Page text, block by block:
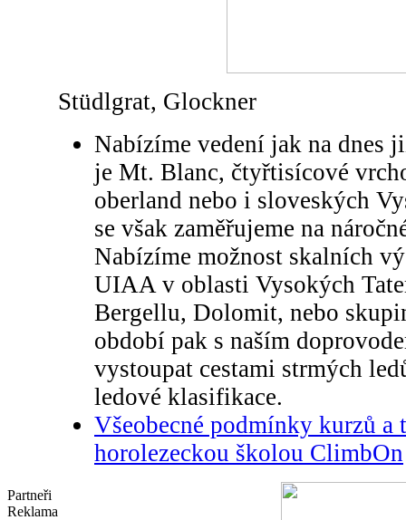
Partneři
Reklama
Stüdlgrat, Glockner
Nabízíme vedení jak na dnes
je Mt. Blanc, čtyřtisícové
oberland nebo i sloveských
se však zaměřujeme na
Nabízíme možnost skalních
UIAA v oblasti Vysokých
Bergellu, Dolomit, nebo
období pak s naším
vystoupat cestami strmých
ledové klasifikace.
Všeobecné podmínky kurzů a
horolezeckou školou ClimbOn